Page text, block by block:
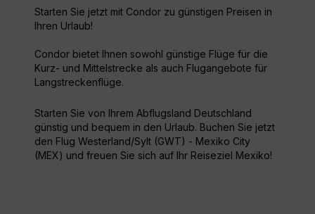
Starten Sie jetzt mit Condor zu günstigen Preisen in
Ihren Urlaub!
Condor bietet Ihnen sowohl günstige Flüge für die
Kurz- und Mittelstrecke als auch Flugangebote für
Langstreckenflüge.
Starten Sie von Ihrem Abflugsland Deutschland
günstig und bequem in den Urlaub. Buchen Sie jetzt
den Flug Westerland/Sylt (GWT) - Mexiko City
(MEX) und freuen Sie sich auf Ihr Reiseziel Mexiko!